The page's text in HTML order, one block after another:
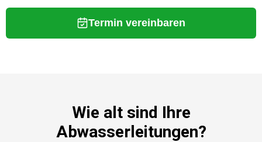
Termin vereinbaren
Wie alt sind Ihre
Abwasserleitungen?